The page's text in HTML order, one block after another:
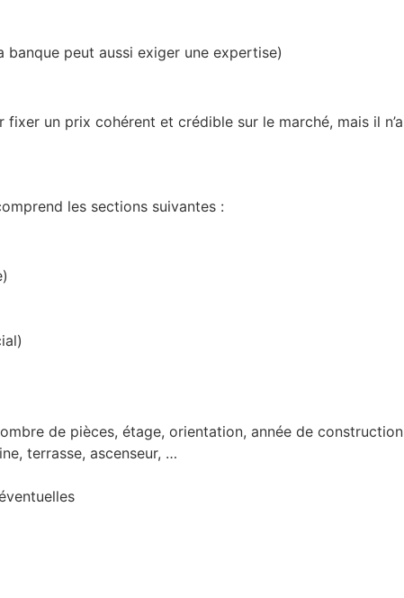
banque peut aussi exiger une expertise)
fixer un prix cohérent et crédible sur le marché, mais il n’a
les sections suivantes :
de pièces, étage, orientation, année de construction
terrasse, ascenseur, …